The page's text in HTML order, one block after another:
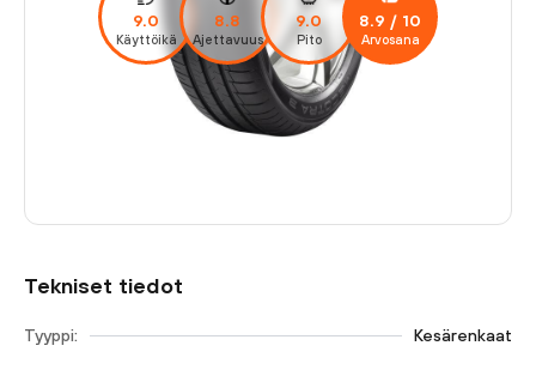
9.0
Käyttöikä
8.8
Ajettavuus
9.0
Pito
8.9 / 10
Arvosana
Tekniset tiedot
Tyyppi: Kesärenkaat